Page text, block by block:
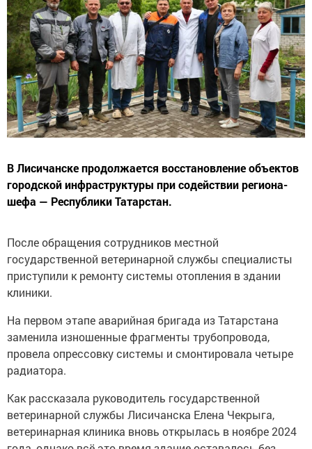
В Лисичанске продолжается восстановление объектов
городской инфраструктуры при содействии региона-
шефа — Республики Татарстан.
После обращения сотрудников местной
государственной ветеринарной службы специалисты
приступили к ремонту системы отопления в здании
клиники.
На первом этапе аварийная бригада из Татарстана
заменила изношенные фрагменты трубопровода,
провела опрессовку системы и смонтировала четыре
радиатора.
Как рассказала руководитель государственной
ветеринарной службы Лисичанска Елена Чекрыга,
ветеринарная клиника вновь открылась в ноябре 2024